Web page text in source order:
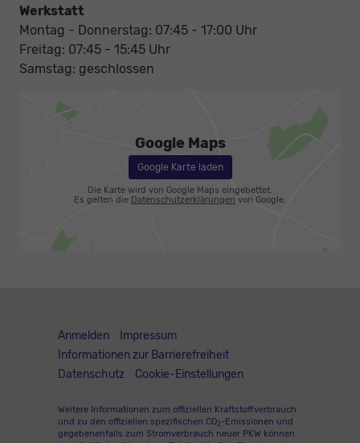
Werkstatt
Montag - Donnerstag: 07:45 - 17:00 Uhr
Freitag: 07:45 - 15:45 Uhr
Samstag: geschlossen
Google Maps
Google Karte laden
Die Karte wird von Google Maps eingebettet.
Es gelten die Datenschutzerklärungen von Google.
Anmelden
Impressum
Informationen zur Barrierefreiheit
Datenschutz
Cookie-Einstellungen
Weitere Informationen zum offiziellen Kraftstoffverbrauch
und zu den offiziellen spezifischen CO2 -Emissionen und
gegebenenfalls zum Stromverbrauch neuer PKW können